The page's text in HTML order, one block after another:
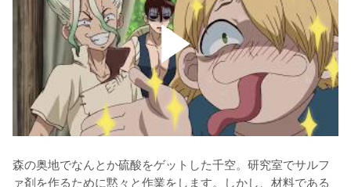
森の奥地でなんとか硫酸をゲットした千空。研究室でサルフ
ァ剤を作るために黙々と作業をします。しかし、材料である